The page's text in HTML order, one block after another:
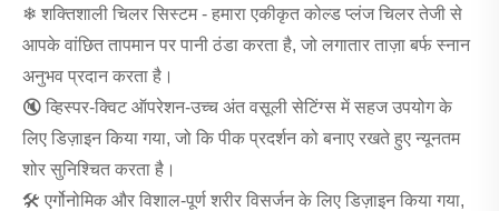
❄ शक्तिशाली चिलर सिस्टम - हमारा एकीकृत कोल्ड प्लंज चिलर तेजी से
आपके वांछित तापमान पर पानी ठंडा करता है, जो लगातार ताज़ा बर्फ स्नान
अनुभव प्रदान करता है।
🔇 व्हिस्पर-क्विट ऑपरेशन-उच्च अंत वसूली सेटिंग्स में सहज उपयोग के
लिए डिज़ाइन किया गया, जो कि पीक प्रदर्शन को बनाए रखते हुए न्यूनतम
शोर सुनिश्चित करता है।
🛠 एर्गोनोमिक और विशाल-पूर्ण शरीर विसर्जन के लिए डिज़ाइन किया गया,